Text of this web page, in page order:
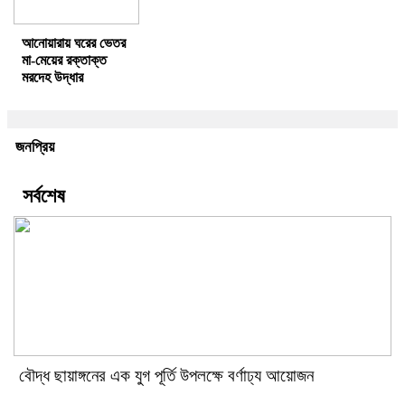
আনোয়ারায় ঘরের ভেতর
মা-মেয়ের রক্তাক্ত
মরদেহ উদ্ধার
জনপ্রিয়
সর্বশেষ
বৌদ্ধ ছায়াঙ্গনের এক যুগ পূর্তি উপলক্ষে বর্ণাঢ্য আয়োজন